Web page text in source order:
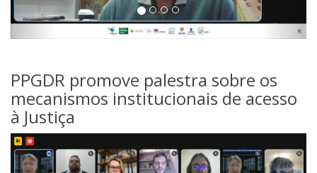
PPGDR promove palestra sobre os
mecanismos institucionais de acesso
à Justiça